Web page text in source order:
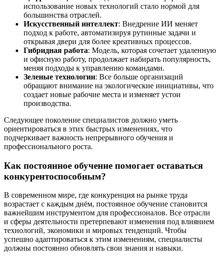
использование новых технологий стало нормой для
большинства отраслей.
Искусственный интеллект: Внедрение ИИ меняет
подход к работе, автоматизируя рутинные задачи и
открывая двери для более креативных процессов.
Гибридная работа: Модель, которая сочетает удаленную
и офисную работу, продолжает набирать популярность,
меняя подходы к управлению командами.
Зеленые технологии: Все больше организаций
обращают внимание на экологические инициативы, что
создает новые рабочие места и изменяет устои
производства.
Следующее поколение специалистов должно уметь
ориентироваться в этих быстрых изменениях, что
подчеркивает важность непрерывного обучения и
профессионального роста.
Как постоянное обучение помогает оставаться
конкурентоспособным?
В современном мире, где конкуренция на рынке труда
возрастает с каждым днём, постоянное обучение становится
важнейшим инструментом для профессионалов. Все отрасли
и сферы деятельности претерпевают изменения под влиянием
технологий, экономики и мировых тенденций. Чтобы
успешно адаптироваться к этим изменениям, специалисты
должны постоянно обновлять свои знания и навыки.